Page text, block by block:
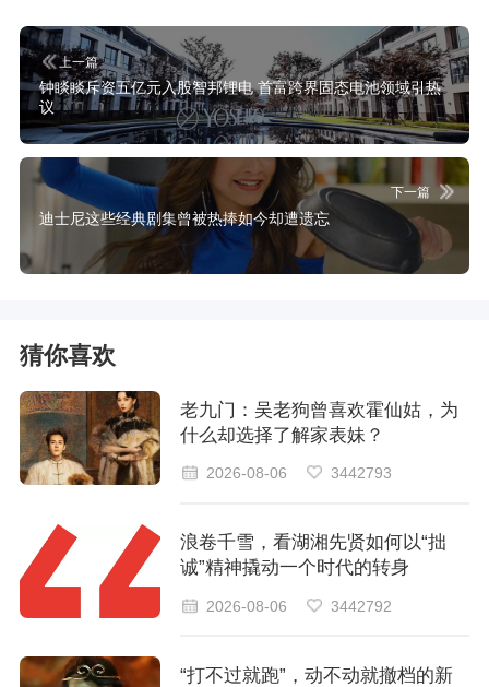
上一篇
钟睒睒斥资五亿元入股智邦锂电 首富跨界固态电池领域引热
议
下一篇
迪士尼这些经典剧集曾被热捧如今却遭遗忘
猜你喜欢
老九门：吴老狗曾喜欢霍仙姑，为
什么却选择了解家表妹？
2026-08-06 3442793
浪卷千雪，看湖湘先贤如何以“拙
诚”精神撬动一个时代的转身
2026-08-06 3442792
“打不过就跑”，动不动就撤档的新